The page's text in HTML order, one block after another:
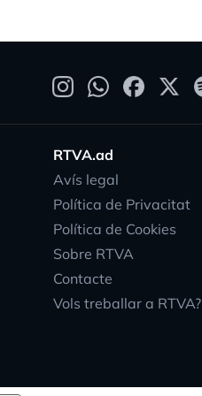
RTVA.ad
Avís legal
Política de Privacitat
Política de Cookies
Sobre RTVA
Contacte
Vols treballar a RTVA?